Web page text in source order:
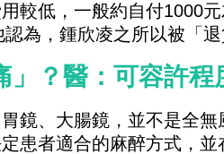
較低，一般約自付1000
為，鍾欣凌之所以被「退
」？醫：可容許
鏡、大腸鏡，並不是全
患者適合的麻醉方式，